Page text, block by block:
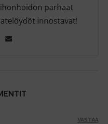
parhaat
innostavat!
VASTAA